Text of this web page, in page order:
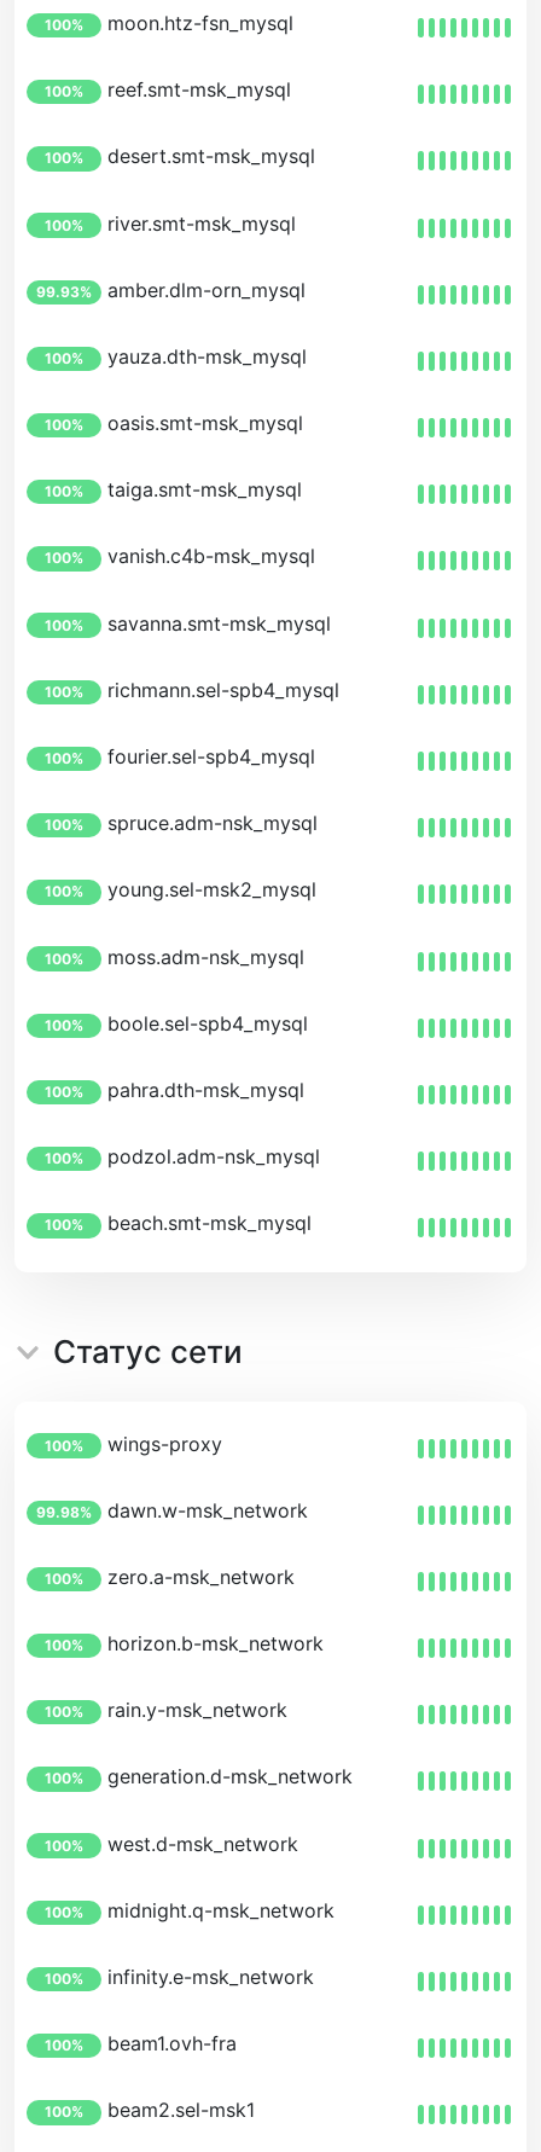
100% moon.htz-fsn_mysql
100% reef.smt-msk_mysql
100% desert.smt-msk_mysql
100% river.smt-msk_mysql
99.93% amber.dlm-orn_mysql
100% yauza.dth-msk_mysql
100% oasis.smt-msk_mysql
100% taiga.smt-msk_mysql
100% vanish.c4b-msk_mysql
100% savanna.smt-msk_mysql
100% richmann.sel-spb4_mysql
100% fourier.sel-spb4_mysql
100% spruce.adm-nsk_mysql
100% young.sel-msk2_mysql
100% moss.adm-nsk_mysql
100% boole.sel-spb4_mysql
100% pahra.dth-msk_mysql
100% podzol.adm-nsk_mysql
100% beach.smt-msk_mysql
Статус сети
100% wings-proxy
99.98% dawn.w-msk_network
100% zero.a-msk_network
100% horizon.b-msk_network
100% rain.y-msk_network
100% generation.d-msk_network
100% west.d-msk_network
100% midnight.q-msk_network
100% infinity.e-msk_network
100% beam1.ovh-fra
100% beam2.sel-msk1